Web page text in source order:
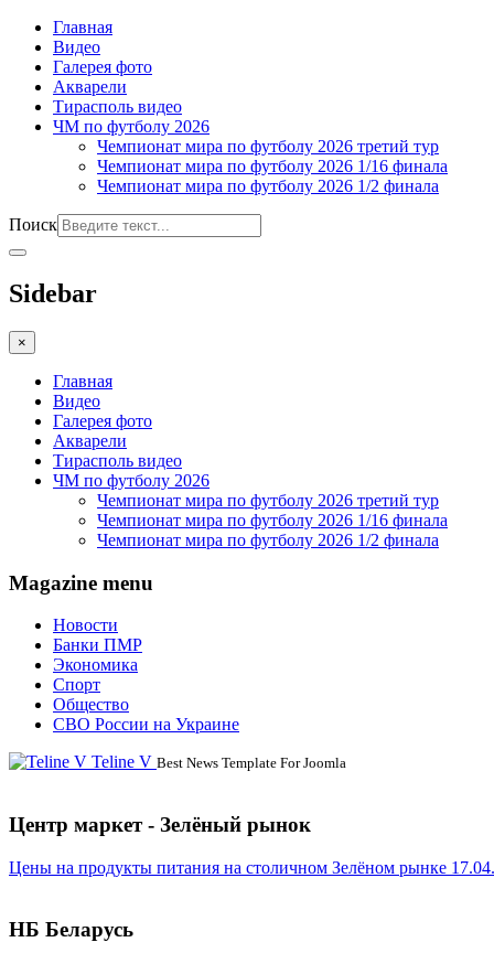
Главная
Видео
Галерея фото
Акварели
Тирасполь видео
ЧМ по футболу 2026
Чемпионат мира по футболу 2026 третий тур
Чемпионат мира по футболу 2026 1/16 финала
Чемпионат мира по футболу 2026 1/2 финала
Поиск
Sidebar
×
Главная
Видео
Галерея фото
Акварели
Тирасполь видео
ЧМ по футболу 2026
Чемпионат мира по футболу 2026 третий тур
Чемпионат мира по футболу 2026 1/16 финала
Чемпионат мира по футболу 2026 1/2 финала
Magazine menu
Новости
Банки ПМР
Экономика
Спорт
Общество
СВО России на Украине
Teline V Best News Template For Joomla
Центр маркет - Зелёный рынок
Цены на продукты питания на столичном Зелёном рынке
НБ Беларусь